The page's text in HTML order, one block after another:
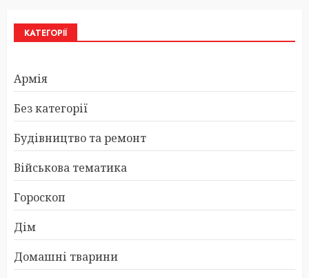
КАТЕГОРІЇ
Армія
Без категорії
Будівництво та ремонт
Військова тематика
Гороскоп
Дім
Домашні тварини